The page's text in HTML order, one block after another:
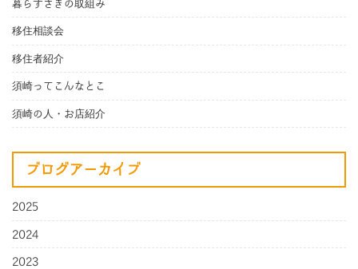
暮らすさきの取組み
移住相談会
移住者紹介
須崎ってこんなとこ
須崎の人・お店紹介
ブログアーカイブ
2025
2024
2023